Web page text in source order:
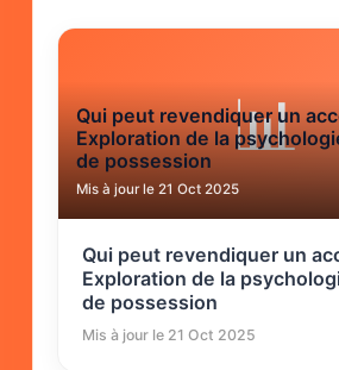
📊
Qui peut revendiquer un
Exploration de la
de possession
Mis à jour le 21 Oct 2025
Qui peut revendiquer un
Exploration de la
de possession
Mis à jour le 21 Oct 2025